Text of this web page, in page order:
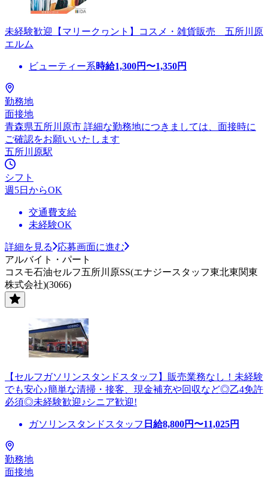
未経験歓迎【マリークヮント】コスメ・雑貨販売 五所川原
エルム
ビューティー系時給1,300円〜1,350円
勤務地
面接地
青森県五所川原市 詳細な勤務地につきましては、面接時に
ご確認をお願いいたします
五所川原駅
シフト
週5日からOK
交通費支給
未経験OK
詳細を見る
応募画面に進む
アルバイト・パート
コスモ石油セルフ五所川原SS(エナジースタッフ東北東関東
株式会社)(3066)
【セルフガソリンスタンドスタッフ】販売業務なし！未経験
でも安心♪簡単な清掃・接客、現金補充や回収など◎乙4免許
必須◎未経験歓迎♪シニア歓迎!
ガソリンスタンドスタッフ 日給8,800円〜11,025円
勤務地
面接地